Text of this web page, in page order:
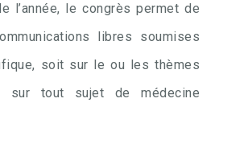
l’année, le congrès permet de
libres soumises
soit sur le ou les thèmes
sur tout sujet de médecine